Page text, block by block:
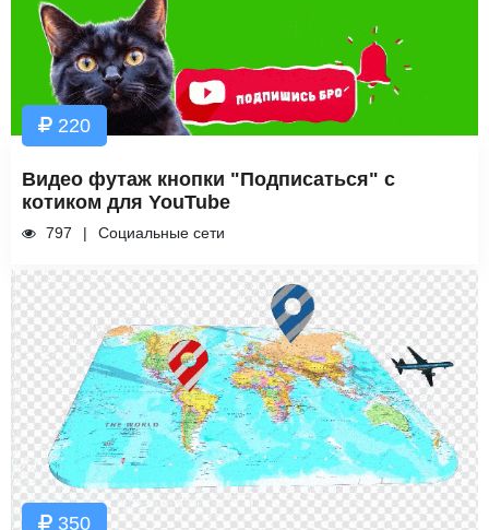
220
Видео футаж кнопки "Подписаться" с
котиком для YouTube
797 Социальные сети
350